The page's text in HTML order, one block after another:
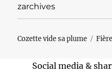
zarchives
Cozette vide sa plume
Social media &